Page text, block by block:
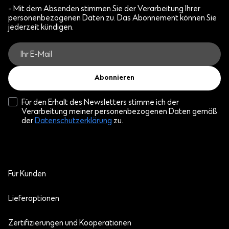
- Mit dem Absenden stimmen Sie der Verarbeitung Ihrer
personenbezogenen Daten zu. Das Abonnement können Sie
jederzeit kündigen.
Abonnieren
Für den Erhalt des Newsletters stimme ich der
Verarbeitung meiner personenbezogenen Daten gemäß
der Datenschutzerklärung zu.
Für Kunden
Zertifizierungen und Kooperationen
Lieferoptionen